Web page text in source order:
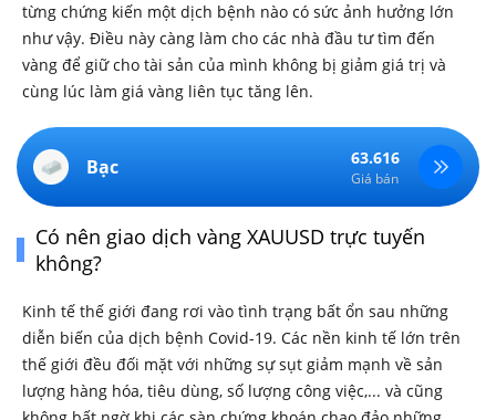
từng chứng kiến một dịch bệnh nào có sức ảnh hưởng lớn
như vậy. Điều này càng làm cho các nhà đầu tư tìm đến
vàng để giữ cho tài sản của mình không bị giảm giá trị và
cùng lúc làm giá vàng liên tục tăng lên.
Bạc 63.616
Giá bán
Có nên giao dịch vàng XAUUSD trực tuyến
không?
Kinh tế thế giới đang rơi vào tình trạng bất ổn sau những
diễn biến của dịch bệnh Covid-19. Các nền kinh tế lớn trên
thế giới đều đối mặt với những sự sụt giảm mạnh về sản
lượng hàng hóa, tiêu dùng, số lượng công việc,... và cũng